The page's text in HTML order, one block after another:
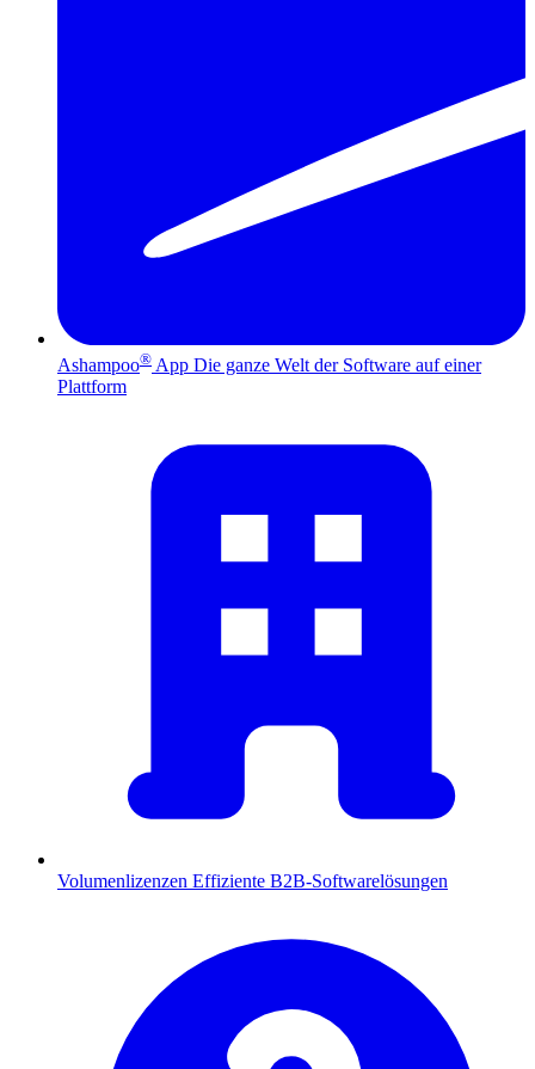
Ashampoo® App Die ganze Welt der Software auf einer
Plattform
Volumenlizenzen Effiziente B2B-Softwarelösungen